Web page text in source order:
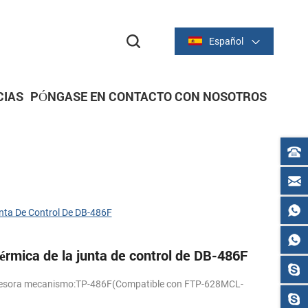
Español
PÓNGASE EN CONTACTO CON NOSOTROS
De Control De DB-486F
de la junta de control de DB-486F
mecanismo:TP-486F(Compatible con FTP-628MCL-